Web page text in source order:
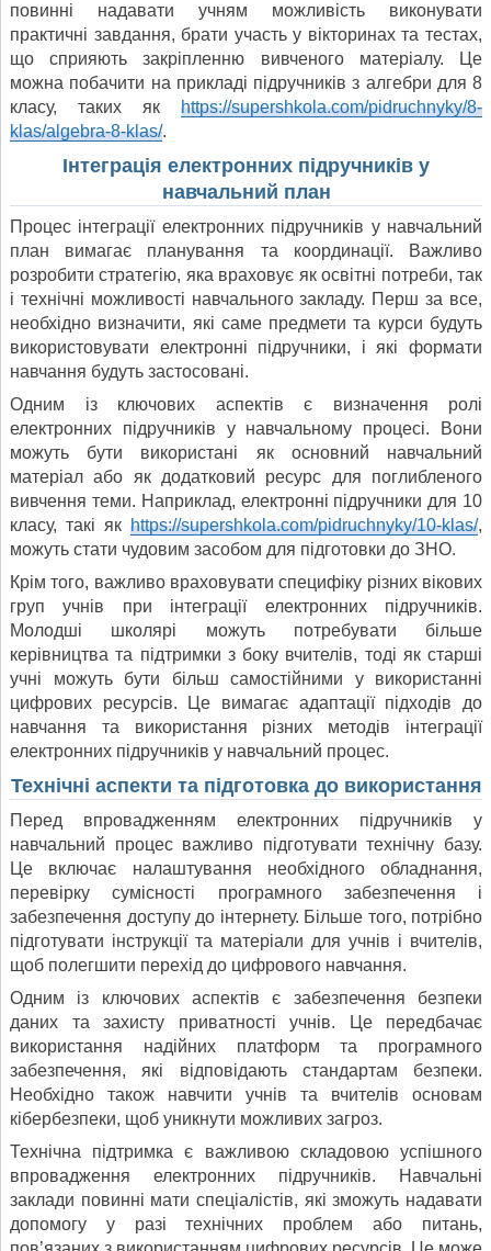
повинні надавати учням можливість виконувати
практичні завдання, брати участь у вікторинах та тестах,
що сприяють закріпленню вивченого матеріалу. Це
можна побачити на прикладі підручників з алгебри для 8
класу, таких як https://supershkola.com/pidruchnyky/8-
klas/algebra-8-klas/.
Інтеграція електронних підручників у
навчальний план
Процес інтеграції електронних підручників у навчальний
план вимагає планування та координації. Важливо
розробити стратегію, яка враховує як освітні потреби, так
і технічні можливості навчального закладу. Перш за все,
необхідно визначити, які саме предмети та курси будуть
використовувати електронні підручники, і які формати
навчання будуть застосовані.
Одним із ключових аспектів є визначення ролі
електронних підручників у навчальному процесі. Вони
можуть бути використані як основний навчальний
матеріал або як додатковий ресурс для поглибленого
вивчення теми. Наприклад, електронні підручники для 10
класу, такі як https://supershkola.com/pidruchnyky/10-klas/,
можуть стати чудовим засобом для підготовки до ЗНО.
Крім того, важливо враховувати специфіку різних вікових
груп учнів при інтеграції електронних підручників.
Молодші школярі можуть потребувати більше
керівництва та підтримки з боку вчителів, тоді як старші
учні можуть бути більш самостійними у використанні
цифрових ресурсів. Це вимагає адаптації підходів до
навчання та використання різних методів інтеграції
електронних підручників у навчальний процес.
Технічні аспекти та підготовка до використання
Перед впровадженням електронних підручників у
навчальний процес важливо підготувати технічну базу.
Це включає налаштування необхідного обладнання,
перевірку сумісності програмного забезпечення і
забезпечення доступу до інтернету. Більше того, потрібно
підготувати інструкції та матеріали для учнів і вчителів,
щоб полегшити перехід до цифрового навчання.
Одним із ключових аспектів є забезпечення безпеки
даних та захисту приватності учнів. Це передбачає
використання надійних платформ та програмного
забезпечення, які відповідають стандартам безпеки.
Необхідно також навчити учнів та вчителів основам
кібербезпеки, щоб уникнути можливих загроз.
Технічна підтримка є важливою складовою успішного
впровадження електронних підручників. Навчальні
заклади повинні мати спеціалістів, які зможуть надавати
допомогу у разі технічних проблем або питань,